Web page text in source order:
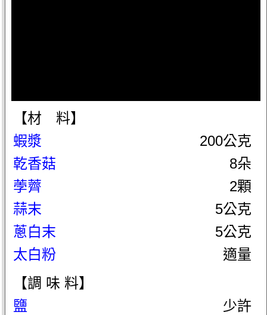
【材 料】
蝦漿
200公克
乾香菇
8朵
荸薺
2顆
蒜末
5公克
蔥白末
5公克
太白粉
適量
【調 味 料】
鹽
少許